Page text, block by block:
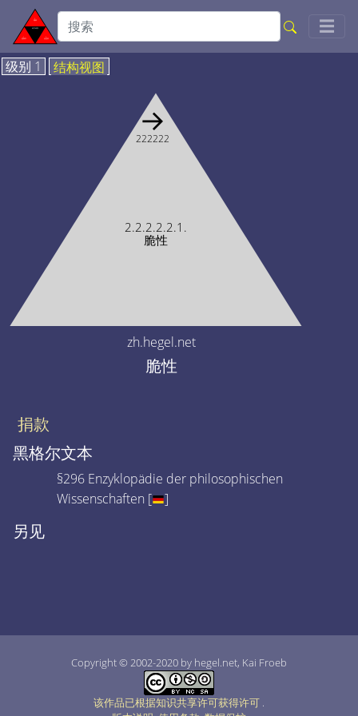
☰
级别 1 结构视图
2.2.2.2.2.1.
脆性
→
222222
zh.hegel.net
脆性
捐款
黑格尔文本
§296 Enzyklopädie der philosophischen
Wissenschaften [
]
另见
Copyright © 2002-2020 by hegel.net, Kai Froeb
该作品已根据知识共享许可获得许可 .